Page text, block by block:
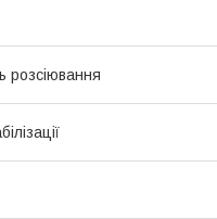
розсіювання